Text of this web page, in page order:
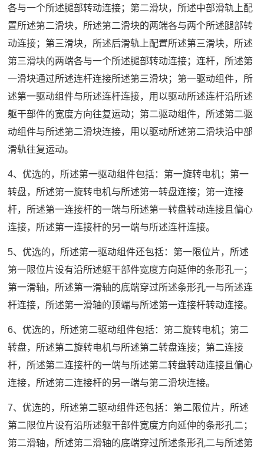
各与一个所述腿部转动连接；第二滑块，所述中部滑轨上配
置所述第二滑块，所述第二滑块的两端各与两个所述腿部转
动连接；第三滑块，所述后滑轨上配置所述第三滑块，所述
第三滑块的两端各与一个所述腿部转动连接；连杆，所述第
一滑块通过所述连杆连接所述第三滑块；第一驱动组件，所
述第一驱动组件与所述连杆连接，用以驱动所述连杆沿所述
躯干部件的宽度方向往复运动；第二驱动组件，所述第二驱
动组件与所述第二滑块连接，用以驱动所述第二滑块沿中部
滑轨往复运动。
4、优选的，所述第一驱动组件包括：第一旋转电机；第一
转盘，所述第一旋转电机与所述第一转盘连接；第一连接
杆，所述第一连接杆的一端与所述第一转盘转动连接且偏心
连接，所述第一连接杆的另一端与所述连杆连接。
5、优选的，所述第一驱动组件还包括：第一限位片，所述
第一限位片设有沿所述躯干部件宽度方向延伸的条形孔一；
第一滑轴，所述第一滑轴的底端穿过所述条形孔一与所述连
杆连接，所述第一滑轴的顶端与所述第一连接杆转动连接。
6、优选的，所述第二驱动组件包括：第二旋转电机；第二
转盘，所述第二旋转电机与所述第二转盘连接；第二连接
杆，所述第二连接杆的一端与所述第二转盘转动连接且偏心
连接，所述第二连接杆的另一端与第二滑块连接。
7、优选的，所述第二驱动组件还包括：第二限位片，所述
第二限位片设有沿所述躯干部件宽度方向延伸的条形孔二；
第二滑轴，所述第二滑轴的底端穿过所述条形孔二与所述第